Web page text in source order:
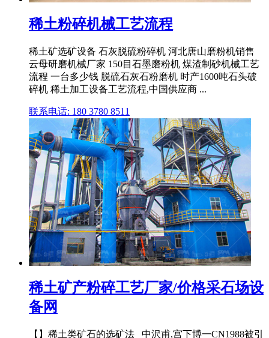
稀土粉碎机械工艺流程
稀土矿选矿设备 石灰脱硫粉碎机 河北唐山磨粉机销售
云母研磨机械厂家 150目石墨磨粉机 煤渣制砂机械工艺
流程 一台多少钱 脱硫石灰石粉磨机 时产1600吨石头破
碎机 稀土加工设备工艺流程,中国供应商 ...
联系电话: 180 3780 8511
稀土矿产粉碎工艺厂家/价格采石场设
备网
【】稀土类矿石的选矿法_ 中沢甫,宫下博一CN1988被引